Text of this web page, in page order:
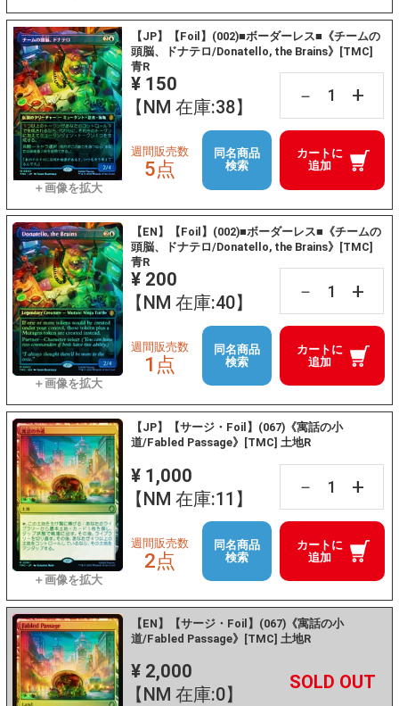
【JP】【Foil】(002)■ボーダーレス■《チームの
頭脳、ドナテロ/Donatello, the Brains》[TMC]
青R
¥ 150
【NM 在庫:38】
－ +
カートに
追加
週間販売数
5点
同名商品
検索
【EN】【Foil】(002)■ボーダーレス■《チームの
頭脳、ドナテロ/Donatello, the Brains》[TMC]
青R
¥ 200
【NM 在庫:40】
－ +
カートに
追加
週間販売数
1点
同名商品
検索
【JP】【サージ・Foil】(067)《寓話の小
道/Fabled Passage》[TMC] 土地R
¥ 1,000
【NM 在庫:11】
－ +
カートに
追加
週間販売数
2点
同名商品
検索
【EN】【サージ・Foil】(067)《寓話の小
道/Fabled Passage》[TMC] 土地R
¥ 2,000
【NM 在庫:0】
－ +